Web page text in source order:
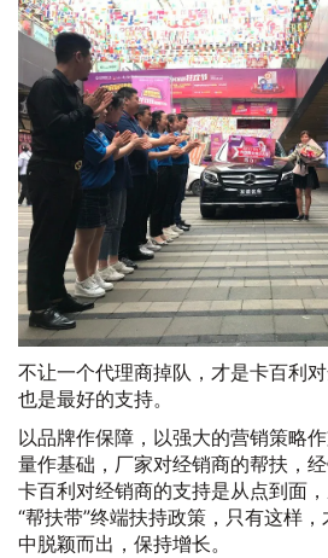
不让一个代理商掉队，才是卡百利
也是最好的支持。
以品牌作保障，以强大的营销策略
量作基础，厂家对经销商的帮扶，
卡百利对经销商的支持是从点到面
“帮扶带”终端扶持政策，只有这样
中脱颖而出，保持增长。